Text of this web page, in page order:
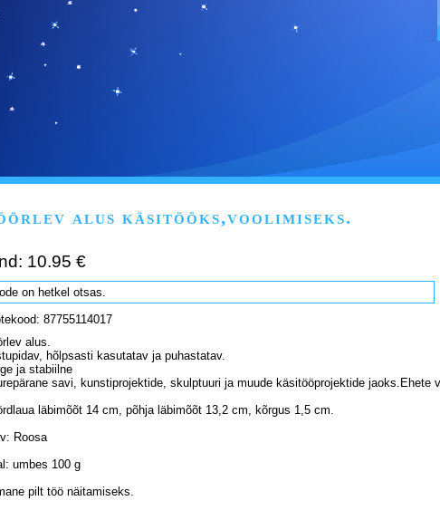
alus käsitööks,voolimiseks.
10.95 €
on hetkel otsas.
87755114017
alus.
hõlpsasti kasutatav ja puhastatav.
ja stabiilne
savi, kunstiprojektide, skulptuuri ja muude käsitööprojektide jaoks.Ehete
läbimõõt 14 cm, põhja läbimõõt 13,2 cm, kõrgus 1,5 cm.
Roosa
umbes 100 g
pilt töö näitamiseks.